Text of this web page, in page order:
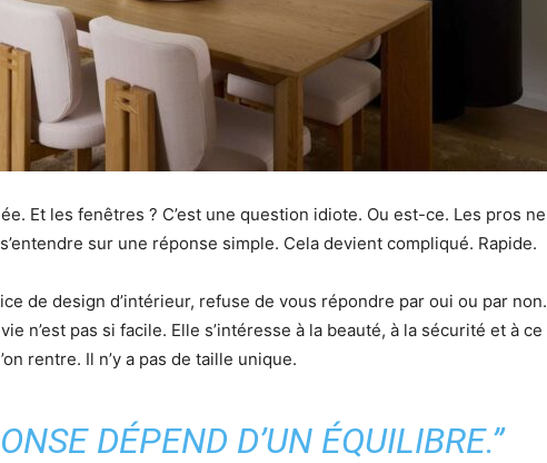
Et les fenêtres ? C’est une question idiote. Ou est-ce. Les pros ne
sur une réponse simple. Cela devient compliqué. Rapide.
de design d’intérieur, refuse de vous répondre par oui ou par non.
n’est pas si facile. Elle s’intéresse à la beauté, à la sécurité et à ce
rentre. Il n’y a pas de taille unique.
DÉPEND D’UN ÉQUILIBRE.”